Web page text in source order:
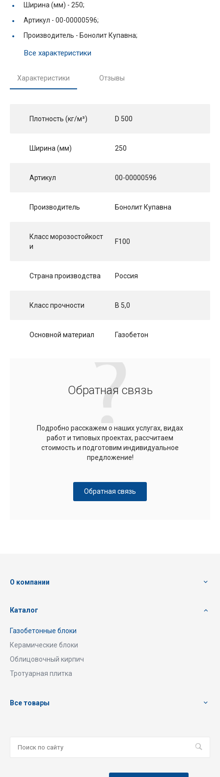
Ширина (мм) - 250;
Артикул - 00-00000596;
Производитель - Бонолит Купавна;
Все характеристики
Характеристики Отзывы
Плотность (кг/м³) D 500
Ширина (мм) 250
Артикул 00-00000596
Производитель Бонолит Купавна
Класс морозостойкост
и
F100
Страна производства Россия
Класс прочности B 5,0
Основной материал Газобетон
Обратная связь
Подробно расскажем о наших услугах, видах
работ и типовых проектах, рассчитаем
стоимость и подготовим индивидуальное
предложение!
Обратная связь
О компании
Каталог
Газобетонные блоки
Керамические блоки
Облицовочный кирпич
Тротуарная плитка
Все товары